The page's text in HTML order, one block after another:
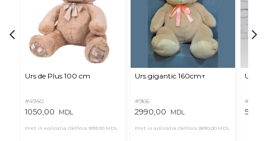
Urs de Plus 100 cm
#4940
1050,00 MDL
Pret in aplicatia OkFlora 999,00 MDL
Urs gigantic 160cm↑
#966
2990,00 MDL
Pret in aplicatia OkFlora 2890,00 MDL
Urs
#11